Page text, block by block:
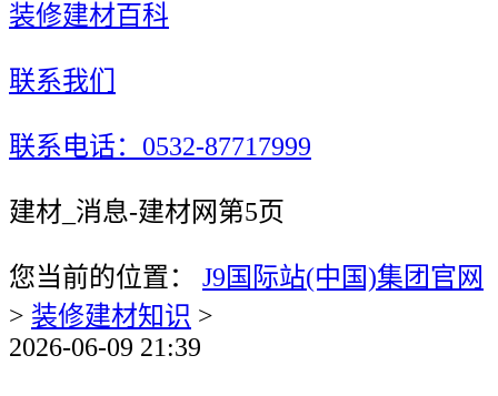
装修建材百科
联系我们
联系电话：0532-87717999
建材_消息-建材网第5页
您当前的位置： J9国际站(中国)集团官网
> 装修建材知识 >
2026-06-09 21:39